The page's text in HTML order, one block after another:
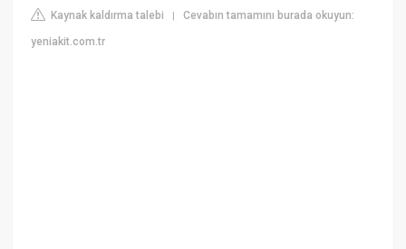
Kaynak kaldırma talebi |Cevabın tamamını burada okuyun:
yeniakit.com.tr